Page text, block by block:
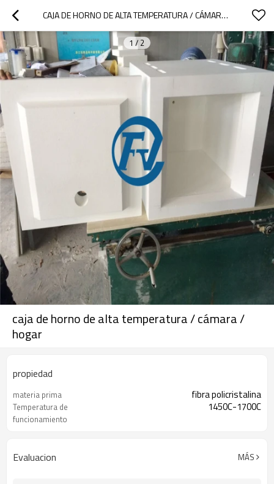
CAJA DE HORNO DE ALTA TEMPERATURA / CÁMARA / HOGAR
1 / 2
caja de horno de alta temperatura / cámara /
hogar
propiedad
materia prima fibra policristalina
Temperatura de
funcionamiento
1450C-1700C
Evaluacion MÁS